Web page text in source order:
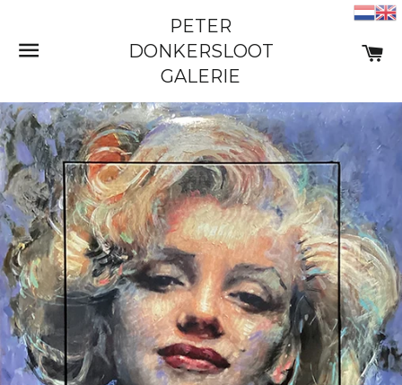
SITE NAVIGATIE
PETER
DONKERSLOOT
GALERIE